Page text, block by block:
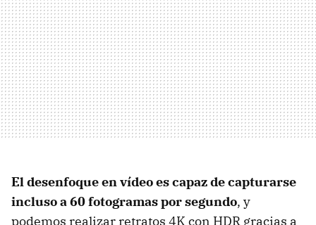
El desenfoque en vídeo es capaz de capturarse
incluso a 60 fotogramas por segundo, y
podemos realizar retratos 4K con HDR gracias a